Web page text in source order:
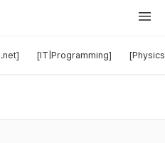
[IT|Programming]